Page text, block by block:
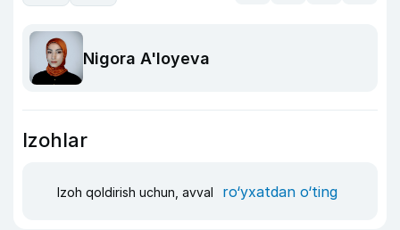
Nigora A'loyeva
Izohlar
Izoh qoldirish uchun, avval ro‘yxatdan o‘ting